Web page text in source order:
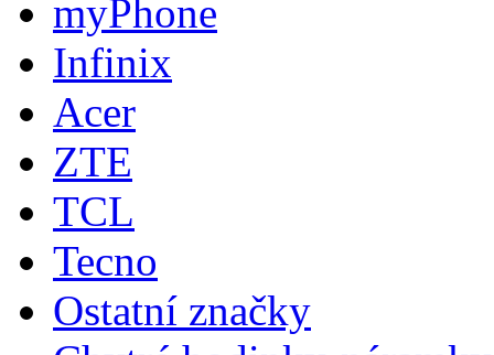
myPhone
Infinix
Acer
ZTE
TCL
Tecno
Ostatní značky